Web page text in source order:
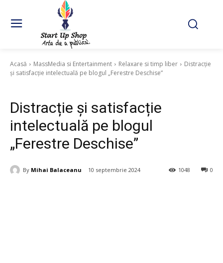
Acasă MassMedia si Entertainment Relaxare si timp liber
Distracție
și satisfacție intelectuală pe blogul „Ferestre Deschise”
Distracție și satisfacție
intelectuală pe blogul
„Ferestre Deschise”
By Mihai Balaceanu 10 septembrie 2024 0
1048